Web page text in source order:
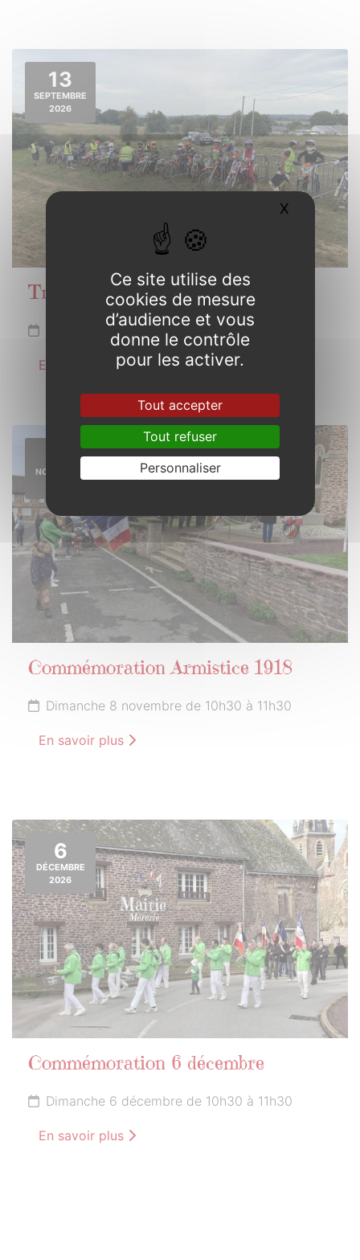
13
SEPTEMBRE
2026
Trophée de Bretagne Motocross
Dimanche 13 septembre
En savoir plus
NOVEMBRE
Commémoration Armistice 1918
Dimanche 8 novembre de 10h30 à 11h30
En savoir plus
6
DÉCEMBRE
2026
Commémoration 6 décembre
Dimanche 6 décembre de 10h30 à 11h30
En savoir plus
Ce site utilise des
cookies de mesure
d’audience et vous
donne le contrôle
pour les activer.
Tout accepter
Tout refuser
Personnaliser
X Masquer